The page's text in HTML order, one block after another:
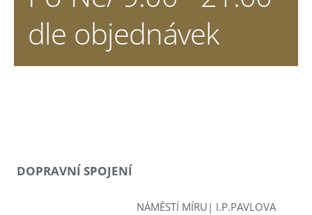
dle objednávek
DOPRAVNÍ SPOJENÍ
NÁMĚSTÍ MÍRU| I.P.PAVLOVA